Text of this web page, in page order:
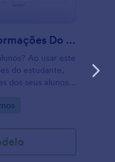
Formulário De Informações Do Estudante
Ao usar este
do estudante,
dos seus alunos
adicionais,
em casa, se
em casa, o que
terminar o ensino